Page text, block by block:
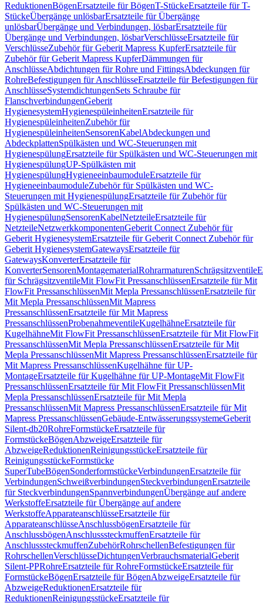
ReduktionenBögenErsatzteile für BögenT-StückeErsatzteile für T-
StückeÜbergänge unlösbarErsatzteile für Übergänge
unlösbarÜbergänge und Verbindungen, lösbarErsatzteile für
Übergänge und Verbindungen, lösbarVerschlüsseErsatzteile für
VerschlüsseZubehör für Geberit Mapress KupferErsatzteile für
Zubehör für Geberit Mapress KupferDämmungen für
AnschlüsseAbdichtungen für Rohre und FittingsAbdeckungen für
RohreBefestigungen für AnschlüsseErsatzteile für Befestigungen für
AnschlüsseSystemdichtungenSets Schraube für
FlanschverbindungenGeberit
HygienesystemHygienespüleinheitenErsatzteile für
HygienespüleinheitenZubehör für
HygienespüleinheitenSensorenKabelAbdeckungen und
AbdeckplattenSpülkästen und WC-Steuerungen mit
HygienespülungErsatzteile für Spülkästen und WC-Steuerungen mit
HygienespülungUP-Spülkästen mit
HygienespülungHygieneeinbaumoduleErsatzteile für
HygieneeinbaumoduleZubehör für Spülkästen und WC-
Steuerungen mit HygienespülungErsatzteile für Zubehör für
Spülkästen und WC-Steuerungen mit
HygienespülungSensorenKabelNetzteileErsatzteile für
NetzteileNetzwerkkomponentenGeberit Connect Zubehör für
Geberit HygienesystemErsatzteile für Geberit Connect Zubehör für
Geberit HygienesystemGatewaysErsatzteile für
GatewaysKonverterErsatzteile für
KonverterSensorenMontagematerialRohrarmaturenSchrägsitzventile
für SchrägsitzventileMit FlowFit PressanschlüssenErsatzteile für Mit
FlowFit PressanschlüssenMit Mepla PressanschlüssenErsatzteile für
Mit Mepla PressanschlüssenMit Mapress
PressanschlüssenErsatzteile für Mit Mapress
PressanschlüssenProbenahmeventileKugelhähneErsatzteile für
KugelhähneMit FlowFit PressanschlüssenErsatzteile für Mit FlowFit
PressanschlüssenMit Mepla PressanschlüssenErsatzteile für Mit
Mepla PressanschlüssenMit Mapress PressanschlüssenErsatzteile für
Mit Mapress PressanschlüssenKugelhähne für UP-
MontageErsatzteile für Kugelhähne für UP-MontageMit FlowFit
PressanschlüssenErsatzteile für Mit FlowFit PressanschlüssenMit
Mepla PressanschlüssenErsatzteile für Mit Mepla
PressanschlüssenMit Mapress PressanschlüssenErsatzteile für Mit
Mapress PressanschlüssenGebäude-EntwässerungssystemeGeberit
Silent-db20RohreFormstückeErsatzteile für
FormstückeBögenAbzweigeErsatzteile für
AbzweigeReduktionenReinigungsstückeErsatzteile für
ReinigungsstückeFormstücke
SuperTubeBögenSonderformstückeVerbindungenErsatzteile für
VerbindungenSchweißverbindungenSteckverbindungenErsatzteile
für SteckverbindungenSpannverbindungenÜbergänge auf andere
WerkstoffeErsatzteile für Übergänge auf andere
WerkstoffeApparateanschlüsseErsatzteile für
ApparateanschlüsseAnschlussbögenErsatzteile für
AnschlussbögenAnschlusssteckmuffenErsatzteile für
AnschlusssteckmuffenZubehörRohrschellenBefestigungen für
RohrschellenVerschlüsseDichtungenVerbrauchsmaterialGeberit
Silent-PPRohreErsatzteile für RohreFormstückeErsatzteile für
FormstückeBögenErsatzteile für BögenAbzweigeErsatzteile für
AbzweigeReduktionenErsatzteile für
ReduktionenReinigungsstückeErsatzteile für